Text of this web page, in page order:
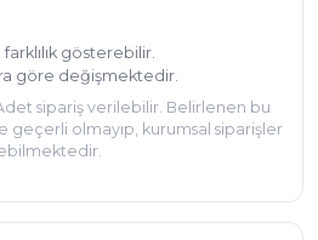
bar ve mutfak
gösterebilir.
göre değişmektedir.
sipariş verilebilir. Belirlenen bu
geçerli olmayıp, kurumsal siparişler